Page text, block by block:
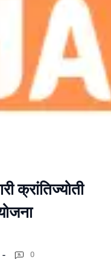
क्रांतिज्योती
0